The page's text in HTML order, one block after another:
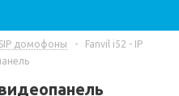
SIP домофоны -
Fanvil i52 - IP